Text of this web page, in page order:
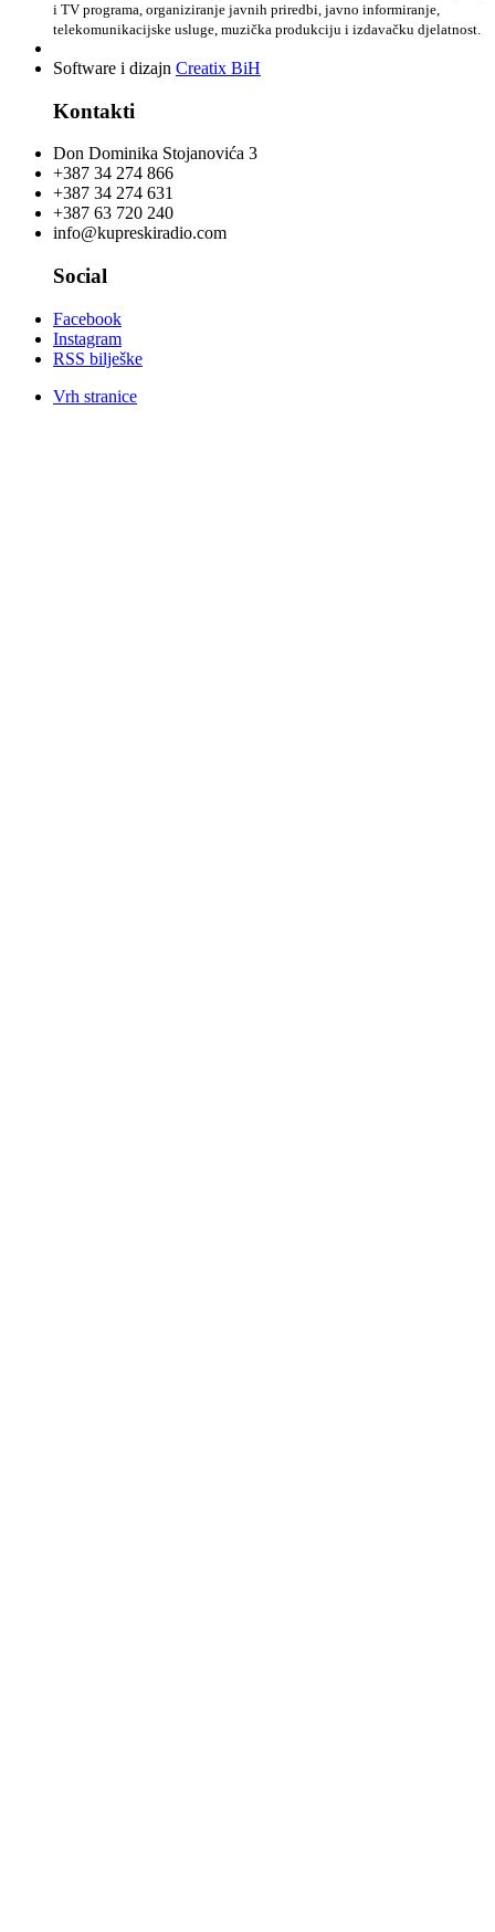
i TV programa, organiziranje javnih priredbi, javno informiranje,
telekomunikacijske usluge, muzička produkciju i izdavačku djelatnost.
Software i dizajn Creatix BiH
Kontakti
Don Dominika Stojanovića 3
+387 34 274 866
+387 34 274 631
+387 63 720 240
info@kupreskiradio.com
Social
Facebook
Instagram
RSS bilješke
Vrh stranice